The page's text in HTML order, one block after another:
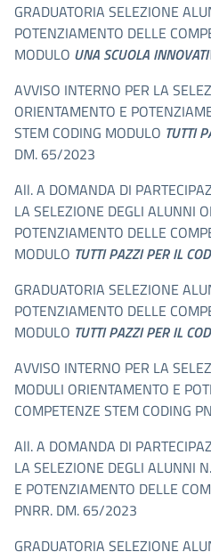
GRADUATORIA SELEZIONE
POTENZIAMENTO DELLE
MODULO UNA SCUOLA
AVVISO INTERNO PER LA
ORIENTAMENTO E
STEM CODING MODULO TUTTI
DM. 65/2023
All. A DOMANDA DI
LA SELEZIONE DEGLI ALUNNI
POTENZIAMENTO DELLE
MODULO TUTTI PAZZI PER IL
GRADUATORIA SELEZIONE
POTENZIAMENTO DELLE
MODULO TUTTI PAZZI PER IL
AVVISO INTERNO PER LA
MODULI ORIENTAMENTO E
COMPETENZE STEM CODING
All. A DOMANDA DI
LA SELEZIONE DEGLI ALUNNI
E POTENZIAMENTO DELLE
PNRR. DM. 65/2023
GRADUATORIA SELEZIONE